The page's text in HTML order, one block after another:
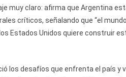
muy claro: afirma que Argentina
críticos, señalando que “el
Estados Unidos quiere construir
los desafíos que enfrenta el país y